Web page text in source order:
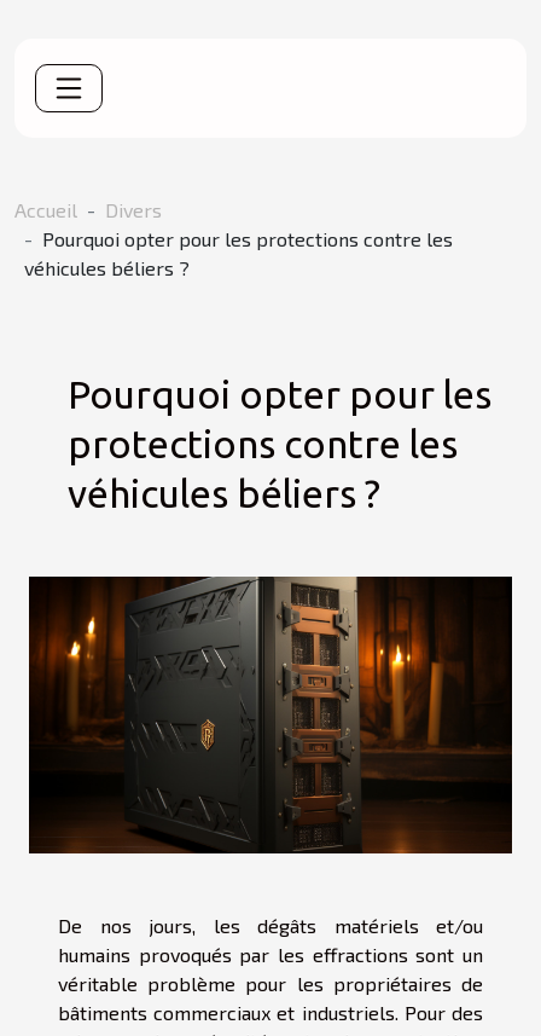
Accueil
Divers
Pourquoi opter pour les protections contre les
véhicules béliers ?
Pourquoi opter pour les
protections contre les
véhicules béliers ?
De nos jours, les dégâts matériels et/ou
humains provoqués par les effractions sont un
véritable problème pour les propriétaires de
bâtiments commerciaux et industriels. Pour des